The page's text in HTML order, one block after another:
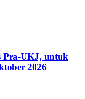
Pra-UKJ, untuk
2026